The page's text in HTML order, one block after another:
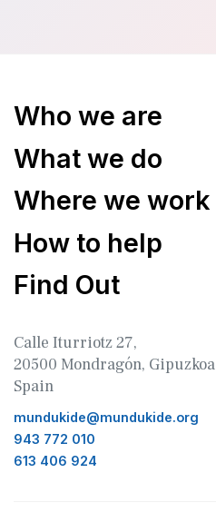
Who we are
What we do
Where we work
How to help
Find Out
Calle Iturriotz 27,
20500 Mondragón, Gipuzkoa
Spain
mundukide@mundukide.org
943 772 010
613 406 924